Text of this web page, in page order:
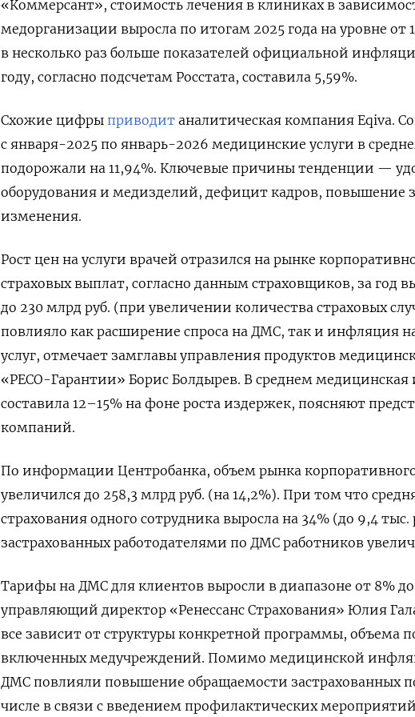
«Коммерсант», стоимость лечения в клиниках в
медорганизации выросла по итогам 2025 года на уровне от
в несколько раз больше показателей официальной
году, согласно подсчетам Росстата, составила 5,59%.
Схожие цифры приводит аналитическая компания Eqiva.
с января-2025 по январь-2026 медицинские услуги в
подорожали на 11,94%. Ключевые причины тенденции —
оборудования и медизделий, дефицит кадров, повышение
изменения.
Рост цен на услуги врачей отразился на рынке
страховых выплат, согласно данным страховщиков, за год
до 230 млрд руб. (при увеличении количества страховых
повлияло как расширение спроса на ДМС, так и инфляция
услуг, отмечает замглавы управления продуктов
«РЕСО-Гарантии» Борис Болдырев. В среднем медицинская
составила 12–15% на фоне роста издержек, поясняют
компаний.
По информации Центробанка, объем рынка
увеличился до 258,3 млрд руб. (на 14,2%). При том что
страхования одного сотрудника выросла на 34% (до 9,4 тыс.
застрахованных работодателями по ДМС работников
Тарифы на ДМС для клиентов выросли в диапазоне от 8% до
управляющий директор «Ренессанс Страхования» Юлия
все зависит от структуры конкретной программы, объема
включенных медучреждений. Помимо медицинской
ДМС повлияли повышение обращаемости застрахованных
числе в связи с введением профилактических